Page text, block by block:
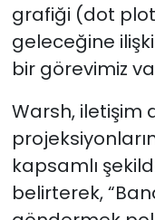
grafiği (dot
geleceğine
bir görevimiz
Warsh, iletişim
kapsamlı
belirterek,